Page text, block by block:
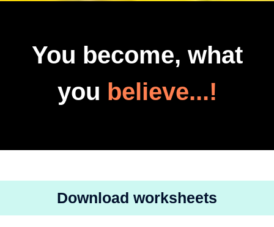
You become, what
you believe...!
Download worksheets